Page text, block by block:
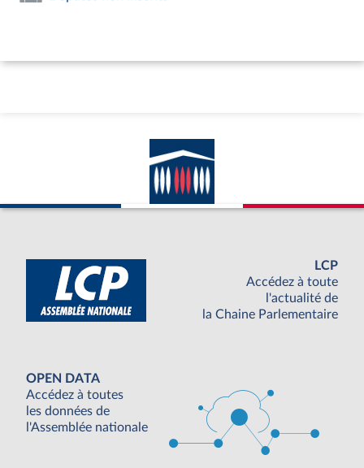
LCP
Accédez à toute
l'actualité de
la Chaine Parlementaire
OPEN DATA
Accédez à toutes
les données de
l'Assemblée nationale